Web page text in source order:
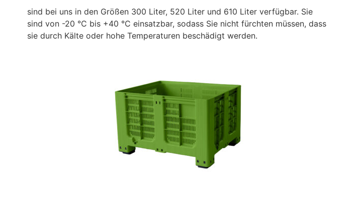
sind bei uns in den Größen 300 Liter, 520 Liter und 610 Liter verfügbar. Sie
sind von -20 °C bis +40 °C einsatzbar, sodass Sie nicht fürchten müssen, dass
sie durch Kälte oder hohe Temperaturen beschädigt werden.